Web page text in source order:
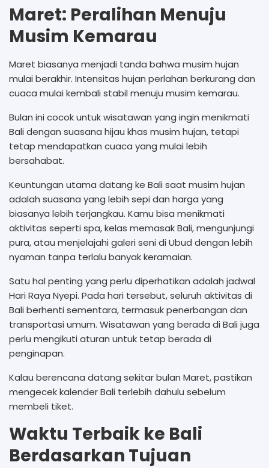
Maret: Peralihan Menuju
Musim Kemarau
Maret biasanya menjadi tanda bahwa musim hujan
mulai berakhir. Intensitas hujan perlahan berkurang dan
cuaca mulai kembali stabil menuju musim kemarau.
Bulan ini cocok untuk wisatawan yang ingin menikmati
Bali dengan suasana hijau khas musim hujan, tetapi
tetap mendapatkan cuaca yang mulai lebih
bersahabat.
Keuntungan utama datang ke Bali saat musim hujan
adalah suasana yang lebih sepi dan harga yang
biasanya lebih terjangkau. Kamu bisa menikmati
aktivitas seperti spa, kelas memasak Bali, mengunjungi
pura, atau menjelajahi galeri seni di Ubud dengan lebih
nyaman tanpa terlalu banyak keramaian.
Satu hal penting yang perlu diperhatikan adalah jadwal
Hari Raya Nyepi. Pada hari tersebut, seluruh aktivitas di
Bali berhenti sementara, termasuk penerbangan dan
transportasi umum. Wisatawan yang berada di Bali juga
perlu mengikuti aturan untuk tetap berada di
penginapan.
Kalau berencana datang sekitar bulan Maret, pastikan
mengecek kalender Bali terlebih dahulu sebelum
membeli tiket.
Waktu Terbaik ke Bali
Berdasarkan Tujuan